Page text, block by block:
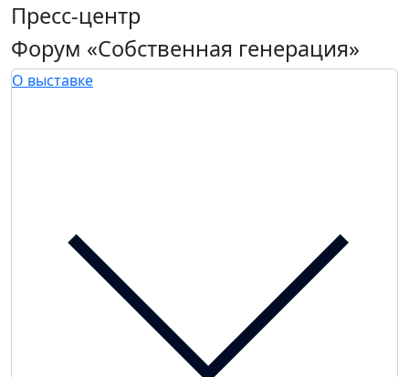
Пресс-центр
Форум «Собственная генерация»
О выставке